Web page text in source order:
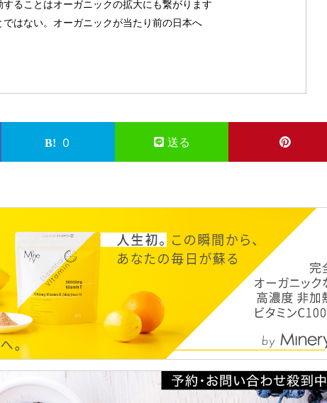
することはオーガニックの拡大にも繋がります
はない。オーガニックが当たり前の日本へ
0 送る